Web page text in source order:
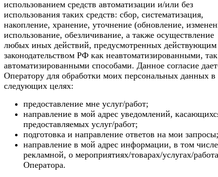
использованием средств автоматизации и/или без
использования таких средств: сбор, систематизация,
накопление, хранение, уточнение (обновление,
использование, обезличивание, а также осуществление
любых иных действий, предусмотренных действующим
законодательством РФ как неавтоматизированными,
автоматизированными способами. Данное согласие
Оператору для обработки моих персональных данных в
следующих целях:
предоставление мне услуг/работ;
направление в мой адрес уведомлений,
предоставляемых услуг/работ;
подготовка и направление ответов на мои запросы;
направление в мой адрес информации, в том числе
рекламной, о мероприятиях/товарах/услугах/
Оператора.